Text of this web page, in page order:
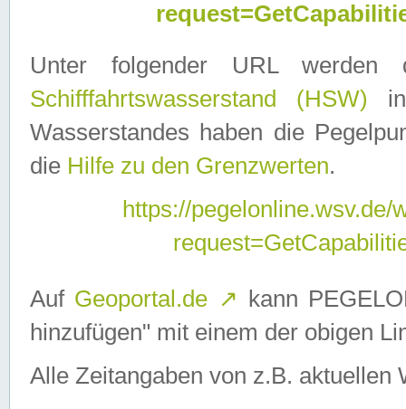
Unter folgender URL
Schifffahrtswasserstand (HSW)
Wasserstandes haben die
die Hilfe zu den Grenzwerten.
https://
Auf Geoportal.de ↗ kann
hinzufügen" mit einem der obigen
Alle Zeitangaben von z.B. aktuellen